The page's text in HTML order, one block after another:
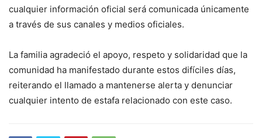
cualquier información oficial será comunicada únicamente
a través de sus canales y medios oficiales.
La familia agradeció el apoyo, respeto y solidaridad que la
comunidad ha manifestado durante estos difíciles días,
reiterando el llamado a mantenerse alerta y denunciar
cualquier intento de estafa relacionado con este caso.